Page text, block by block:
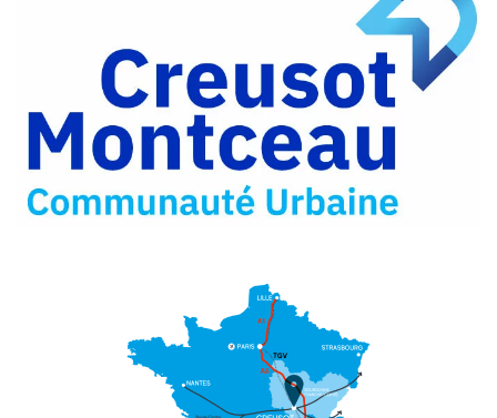
Facebook
Partager
Twitter
Partager
par
e-
mail